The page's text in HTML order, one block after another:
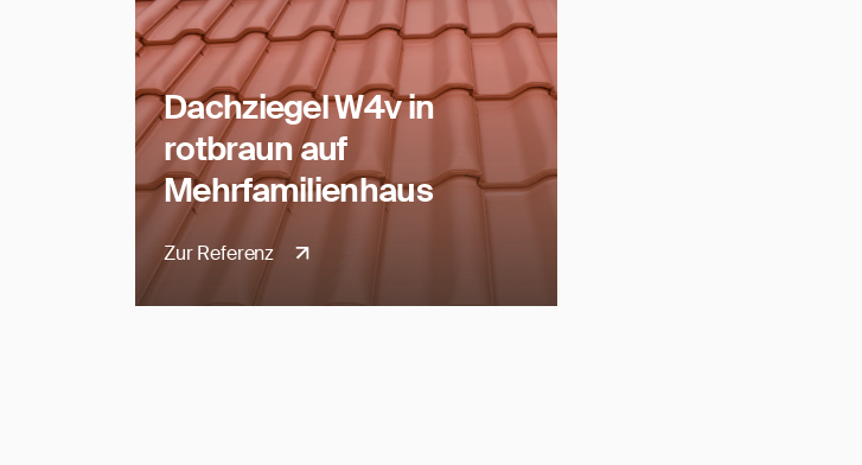
Dachziegel W4v in
rotbraun auf
Mehrfamilienhaus
Zur Referenz